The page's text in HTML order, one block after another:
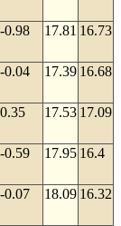
-0.98 17.81 16.73
-0.04 17.39 16.68
0.35 17.53 17.09
-0.59 17.95 16.4
-0.07 18.09 16.32